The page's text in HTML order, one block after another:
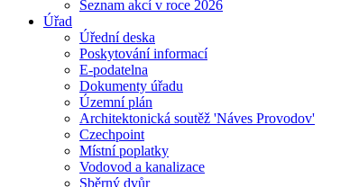
Seznam akcí v roce 2026
Úřad
Úřední deska
Poskytování informací
E-podatelna
Dokumenty úřadu
Územní plán
Architektonická soutěž 'Náves Provodov'
Czechpoint
Místní poplatky
Vodovod a kanalizace
Sběrný dvůr